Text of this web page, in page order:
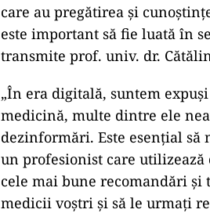
care au pregătirea și
este important să fie luată în
transmite prof. univ. dr.
„În era digitală, suntem
medicină, multe dintre ele
dezinformări. Este esențial să
un profesionist care
cele mai bune recomandări și
medicii voștri și să le urmați